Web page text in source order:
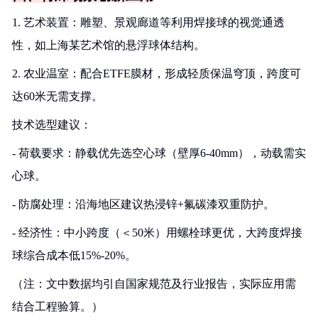
1. 艺术装置：雕塑、景观廊道等利用焊接球的视觉通透
性，如上海某艺术馆的悬浮球体结构。
2. 农业温室：配合ETFE膜材，形成轻质保温穹顶，跨度可
达60米无需支撑。
技术选型建议：
- 荷载要求：静载优先选空心球（壁厚6-40mm），动载需实
心球。
- 防腐处理：沿海地区建议热浸锌+氟碳漆双重防护。
- 经济性：中小跨度（＜50米）用螺栓球更优，大跨度焊接
球综合成本低15%-20%。
（注：文中数据均引自国家规范及行业报告，实际应用需
结合工程验算。）